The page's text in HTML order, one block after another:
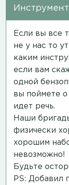
Если вы все
не у нас то
каким
если вам
одной
вы поймете
идет речь.
Наши
физически
хорошим
невозможно!
Будьте
PS: Добавил